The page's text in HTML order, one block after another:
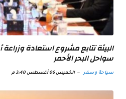
البيئة تتابع مشروع استعادة
سواحل البحر الأحمر
سياحة وسفر الخميس 06 أغسطس 3:40 م